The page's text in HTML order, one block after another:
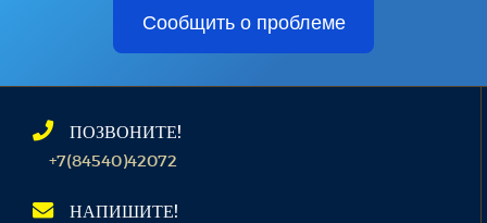
Сообщить о проблеме
ПОЗВОНИТЕ!
+7(84540)42072
НАПИШИТЕ!